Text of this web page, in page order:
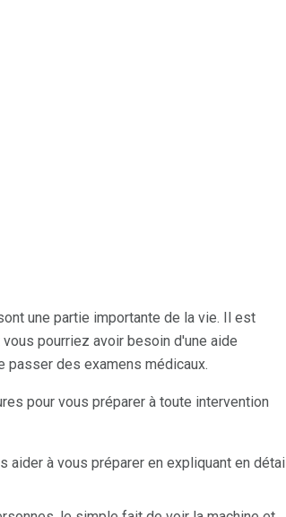
une partie importante de la vie. Il est
pourriez avoir besoin d'une aide
des examens médicaux.
pour vous préparer à toute intervention
aider à vous préparer en expliquant en détail